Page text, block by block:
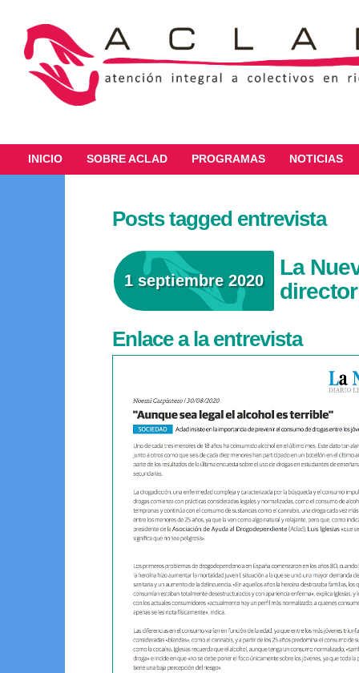
INICIO SOBRE ACLAD PROGRAMAS NOTICIAS
Posts tagged entrevista
1 septiembre 2020
La
Enlace a la entrevista